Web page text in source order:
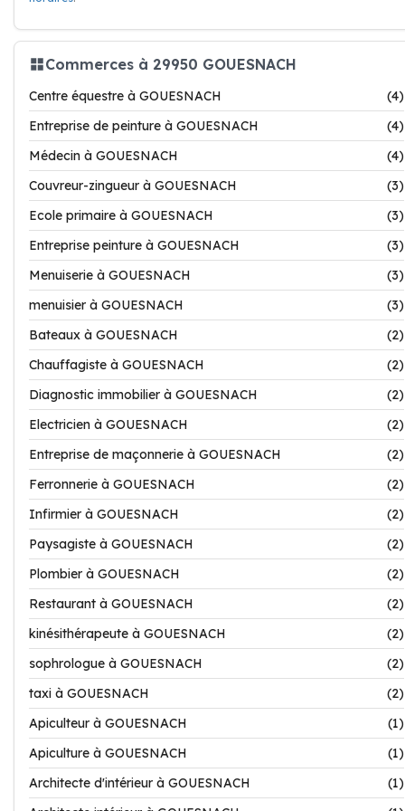
Commerces à 29950 GOUESNACH
Centre équestre à GOUESNACH
(4)
Entreprise de peinture à GOUESNACH
(4)
Médecin à GOUESNACH
(4)
Couvreur-zingueur à GOUESNACH
(3)
Ecole primaire à GOUESNACH
(3)
Entreprise peinture à GOUESNACH
(3)
Menuiserie à GOUESNACH
(3)
menuisier à GOUESNACH
(3)
Bateaux à GOUESNACH
(2)
Chauffagiste à GOUESNACH
(2)
Diagnostic immobilier à GOUESNACH
(2)
Electricien à GOUESNACH
(2)
Entreprise de maçonnerie à GOUESNACH
(2)
Ferronnerie à GOUESNACH
(2)
Infirmier à GOUESNACH
(2)
Paysagiste à GOUESNACH
(2)
Plombier à GOUESNACH
(2)
Restaurant à GOUESNACH
(2)
kinésithérapeute à GOUESNACH
(2)
sophrologue à GOUESNACH
(2)
taxi à GOUESNACH
(2)
Apiculteur à GOUESNACH
(1)
Apiculture à GOUESNACH
(1)
Architecte d'intérieur à GOUESNACH
(1)